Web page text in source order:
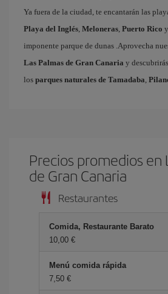
Ya fuera de la ciudad, te encantarán las
Playa del Inglés, Meloneras, Puerto Rico y
imponente parque de dunas .Aprovecha
Las Palmas de Gran Canaria y
los parques naturales de Tamadaba,
Precios promedios en
de Gran Canaria
Restaurantes
Comida, Restaurante Barato
10,00 €
Menú comida rápida
7,50 €